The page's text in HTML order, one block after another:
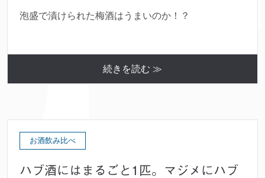
泡盛で漬けられた梅酒はうまいのか！？
続きを読む ≫
お酒飲み比べ
ハブ酒にはまるごと1匹。マジメにハブ